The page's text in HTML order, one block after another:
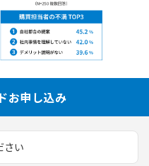
お申し込み